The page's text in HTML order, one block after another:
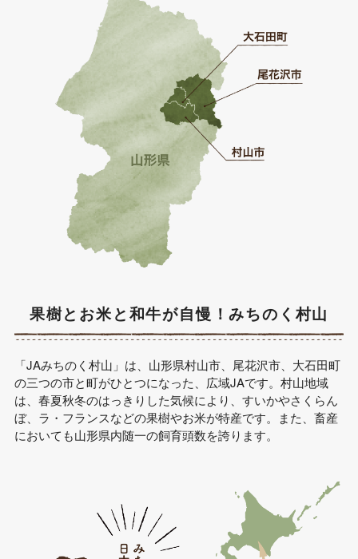
果樹とお米と和牛が自慢！みちのく村山
「JAみちのく村山」は、山形県村山市、尾花沢市、大石田町
の三つの市と町がひとつになった、広域JAです。村山地域
は、春夏秋冬のはっきりした気候により、すいかやさくらん
ぼ、ラ・フランスなどの果樹やお米が特産です。また、畜産
においても山形県内随一の飼育頭数を誇ります。